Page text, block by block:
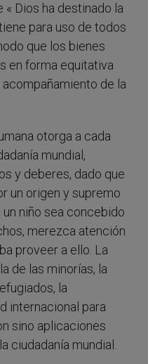
Dios ha destinado la
para uso de todos
que los bienes
en forma equitativa
de la
otorga a cada
mundial,
y deberes, dado que
un origen y supremo
niño sea concebido
merezca atención
proveer a ello. La
de las minorías, la
la
internacional para
sino aplicaciones
ciudadanía mundial.